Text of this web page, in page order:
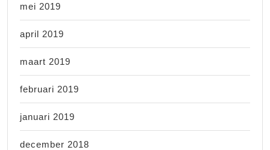
mei 2019
april 2019
maart 2019
februari 2019
januari 2019
december 2018